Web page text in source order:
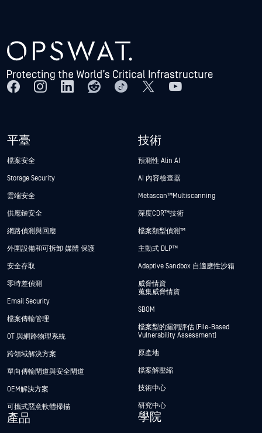
平臺
檔案安全
Storage Security
雲端安全
供應鏈安全
網路偵測與回應
外圍設備和可拆卸 媒體 保護
安全存取
零時差偵測
Email Security
檔案傳輸管理
OT 與網路物理系統
跨領域解決方案
單向傳輸閘道與安全閘道
OEM解決方案
可攜式惡意軟體掃描
產品
技術
預測性 Alin AI
AI 內容檢查器
Metascan™ Multiscanning
深度CDR™技術
檔案類型偵測™
主動式 DLP™
Adaptive Sandbox 自適應性沙箱
威脅情資
蒐集威脅情資
SBOM
檔案型的漏洞評估 (File-Based
Vulnerability Assessment)
原產地
檔案解壓縮
技術中心
研究中心
學院